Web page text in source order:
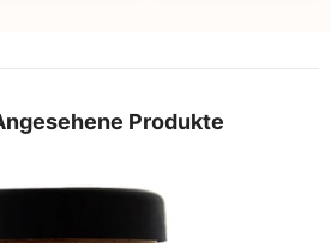
Produkte